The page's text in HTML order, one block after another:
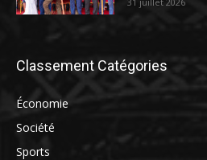
Classement Catégories
Économie
Société
Sports